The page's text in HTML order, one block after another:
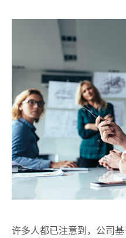
许多人都已注意到，公司